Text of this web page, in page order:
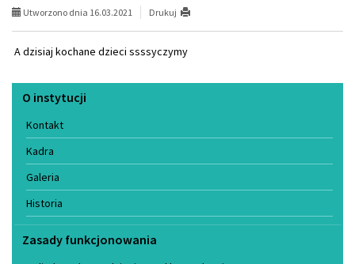
Utworzono dnia 16.03.2021 Drukuj
A dzisiaj kochane dzieci ssssyczymy
Menu
O instytucji
Kontakt
Kadra
Galeria
Historia
Zasady funkcjonowania